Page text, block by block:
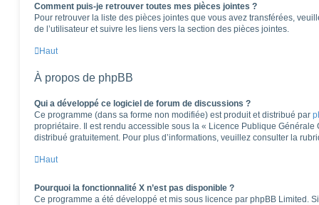
Comment puis-je retrouver toutes mes pièces jointes ?
Pour retrouver la liste des pièces jointes que vous avez transférées,
de l’utilisateur et suivre les liens vers la section des pièces jointes.
Haut
À propos de phpBB
Qui a développé ce logiciel de forum de discussions ?
Ce programme (dans sa forme non modifiée) est produit et distribué par
propriétaire. Il est rendu accessible sous la « Licence Publique Générale
distribué gratuitement. Pour plus d’informations, veuillez consulter la
Haut
Pourquoi la fonctionnalité X n’est pas disponible ?
Ce programme a été développé et mis sous licence par phpBB Limited.